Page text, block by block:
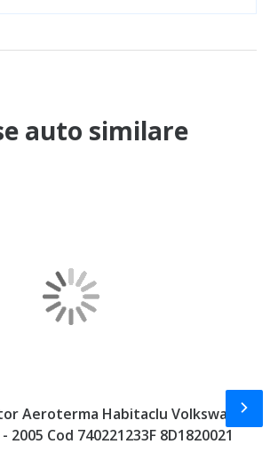
auto similare
Aeroterma Habitaclu Volkswagen
2005 Cod 740221233F 8D1820021